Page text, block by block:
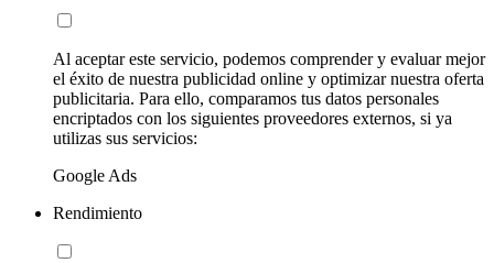
Al aceptar este servicio, podemos comprender y evaluar mejor
el éxito de nuestra publicidad online y optimizar nuestra oferta
publicitaria. Para ello, comparamos tus datos personales
encriptados con los siguientes proveedores externos, si ya
utilizas sus servicios:
Google Ads
Rendimiento